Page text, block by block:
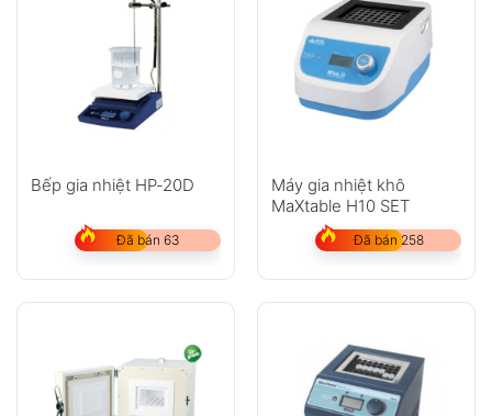
Bếp gia nhiệt HP-20D
Đã bán 63
Máy gia nhiệt khô
MaXtable H10 SET
Đã bán 258